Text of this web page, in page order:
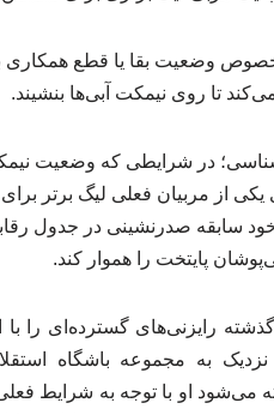
وضعیت بقا یا قطع همکاری با
تا روی نیمکت آبی‌ها بنشیند.
در شرایطی که وضعیت نیمکت
یکی از مربیان فعلی لیگ برتر
سابقه صدرنشینی در جدول
پایتخت را هموار کند.
رایزنی‌های گسترده‌ای را با
نزدیک به مجموعه باشگاه
می‌شود او با توجه به شرایط